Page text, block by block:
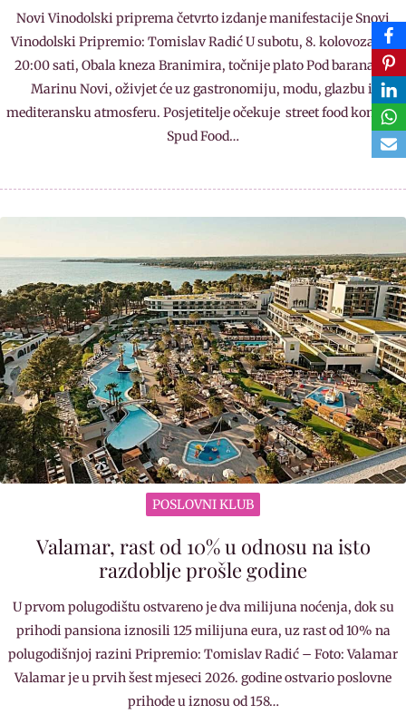
Novi Vinodolski priprema četvrto izdanje manifestacije Snovi
Vinodolski Pripremio: Tomislav Radić U subotu, 8. kolovoza, od
20:00 sati, Obala kneza Branimira, točnije plato Pod barana uz
Marinu Novi, oživjet će uz gastronomiju, modu, glazbu i
mediteransku atmosferu. Posjetitelje očekuje street food koncept
Spud Food…
POSLOVNI KLUB
Valamar, rast od 10% u odnosu na isto
razdoblje prošle godine
U prvom polugodištu ostvareno je dva milijuna noćenja, dok su
prihodi pansiona iznosili 125 milijuna eura, uz rast od 10% na
polugodišnjoj razini Pripremio: Tomislav Radić – Foto: Valamar
Valamar je u prvih šest mjeseci 2026. godine ostvario poslovne
prihode u iznosu od 158…